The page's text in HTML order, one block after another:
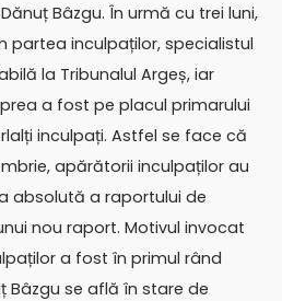
Bâzgu. În urmă cu trei luni,
partea inculpaților, specialistul
la Tribunalul Argeș, iar
a fost pe placul primarului
inculpați. Astfel se face că
apărătorii inculpaților au
absolută a raportului de
nou raport. Motivul invocat
a fost în primul rând
Bâzgu se află în stare de